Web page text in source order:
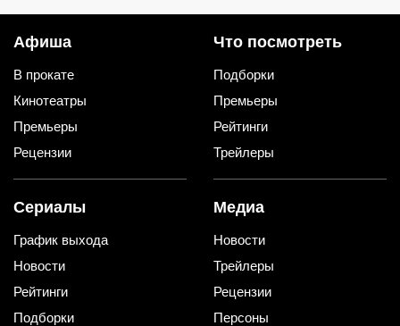
Афиша
В прокате
Кинотеатры
Премьеры
Рецензии
Что посмотреть
Подборки
Премьеры
Рейтинги
Трейлеры
Сериалы
График выхода
Новости
Рейтинги
Подборки
Медиа
Новости
Трейлеры
Рецензии
Персоны